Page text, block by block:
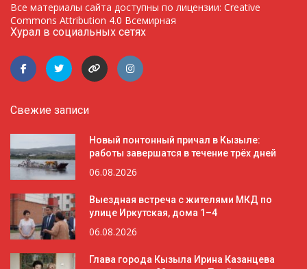
Все материалы сайта доступны по лицензии: Creative
Commons Attribution 4.0 Всемирная
Хурал в социальных сетях
Свежие записи
Новый понтонный причал в Кызыле:
работы завершатся в течение трёх дней
06.08.2026
Выездная встреча с жителями МКД по
улице Иркутская, дома 1–4
06.08.2026
Глава города Кызыла Ирина Казанцева